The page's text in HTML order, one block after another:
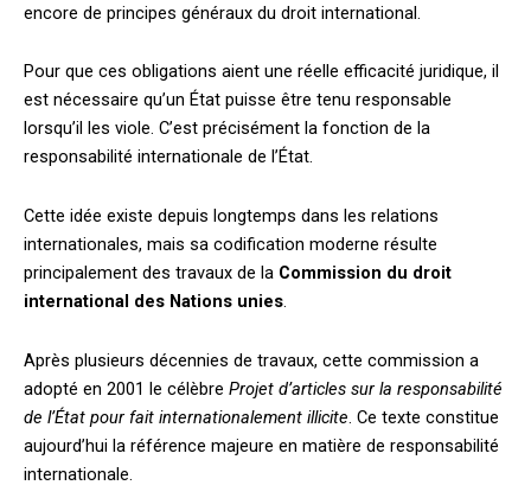
encore de principes généraux du droit international.
Pour que ces obligations aient une réelle efficacité juridique, il
est nécessaire qu’un État puisse être tenu responsable
lorsqu’il les viole. C’est précisément la fonction de la
responsabilité internationale de l’État.
Cette idée existe depuis longtemps dans les relations
internationales, mais sa codification moderne résulte
principalement des travaux de la Commission du droit
international des Nations unies.
Après plusieurs décennies de travaux, cette commission a
adopté en 2001 le célèbre Projet d’articles sur la responsabilité
de l’État pour fait internationalement illicite . Ce texte constitue
aujourd’hui la référence majeure en matière de responsabilité
internationale.